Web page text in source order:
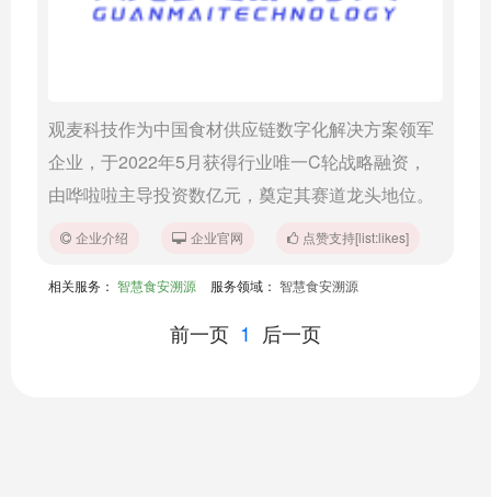
观麦科技作为中国食材供应链数字化解决方案领军
企业，于2022年5月获得行业唯一C轮战略融资，
由哗啦啦主导投资数亿元，奠定其赛道龙头地位。
企业介绍 企业官网 点赞支持[list:likes]
相关服务： 智慧食安溯源 服务领域： 智慧食安溯源
前一页 1 后一页